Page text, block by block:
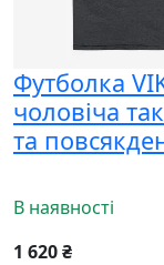
Футболка
чоловіча
та
В наявності
1 620 ₴